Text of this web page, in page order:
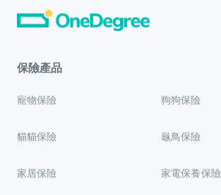
保險產品
寵物保險 狗狗保險
貓貓保險 龜鳥保險
家居保險 家電保養保險